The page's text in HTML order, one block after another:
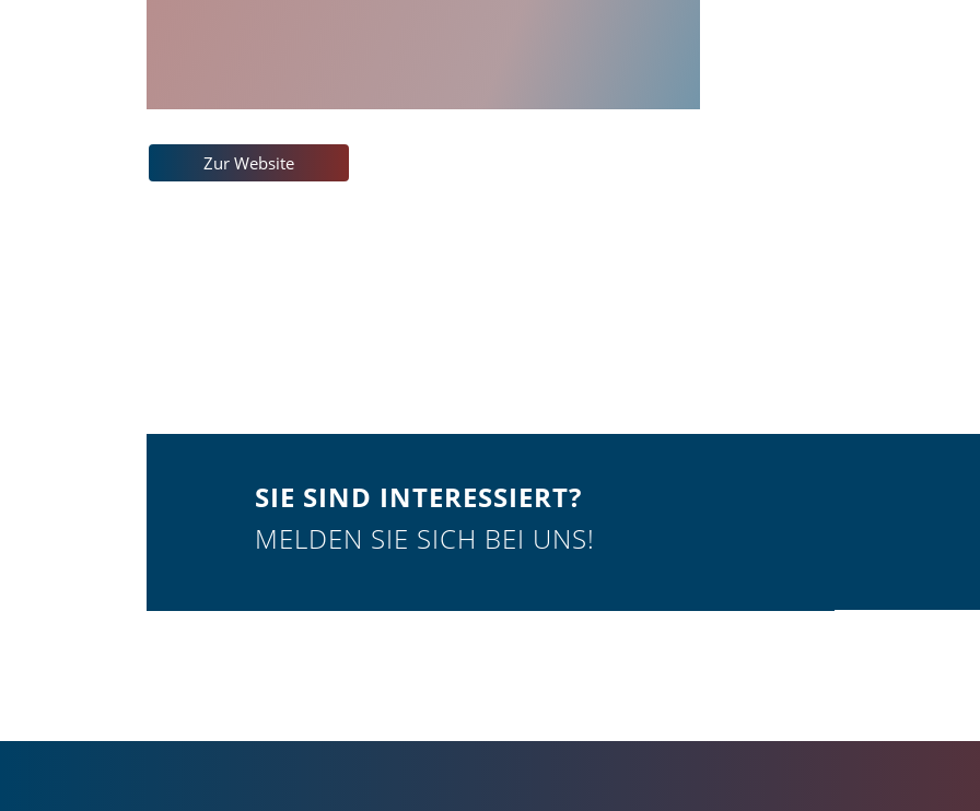
Zur Website
SIE SIND INTERESSIERT?
MELDEN SIE SICH BEI UNS!